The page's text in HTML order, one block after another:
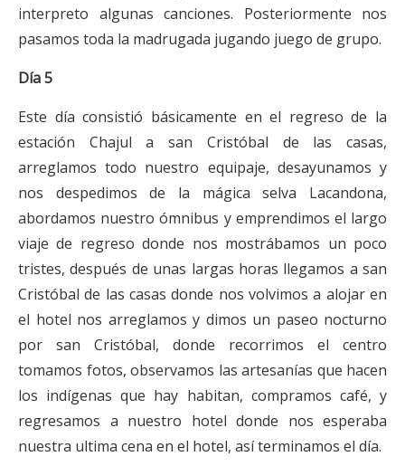
interpreto algunas canciones. Posteriormente nos
pasamos toda la madrugada jugando juego de grupo.
Día 5
Este día consistió básicamente en el regreso de la
estación Chajul a san Cristóbal de las casas,
arreglamos todo nuestro equipaje, desayunamos y
nos despedimos de la mágica selva Lacandona,
abordamos nuestro ómnibus y emprendimos el largo
viaje de regreso donde nos mostrábamos un poco
tristes, después de unas largas horas llegamos a san
Cristóbal de las casas donde nos volvimos a alojar en
el hotel nos arreglamos y dimos un paseo nocturno
por san Cristóbal, donde recorrimos el centro
tomamos fotos, observamos las artesanías que hacen
los indígenas que hay habitan, compramos café, y
regresamos a nuestro hotel donde nos esperaba
nuestra ultima cena en el hotel, así terminamos el día.